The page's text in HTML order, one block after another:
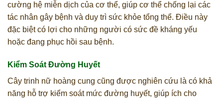
cường hệ miễn dịch của cơ thể, giúp cơ thể chống lại các
tác nhân gây bệnh và duy trì sức khỏe tổng thể. Điều này
đặc biệt có lợi cho những người có sức đề kháng yếu
hoặc đang phục hồi sau bệnh.
Kiểm Soát Đường Huyết
Cây trinh nữ hoàng cung cũng được nghiên cứu là có khả
năng hỗ trợ kiểm soát mức đường huyết, giúp ích cho